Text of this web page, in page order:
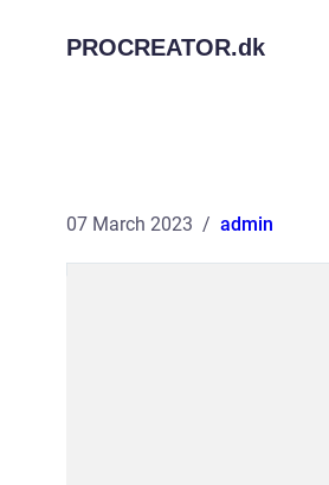
PROCREATOR.dk
07 March 2023 admin